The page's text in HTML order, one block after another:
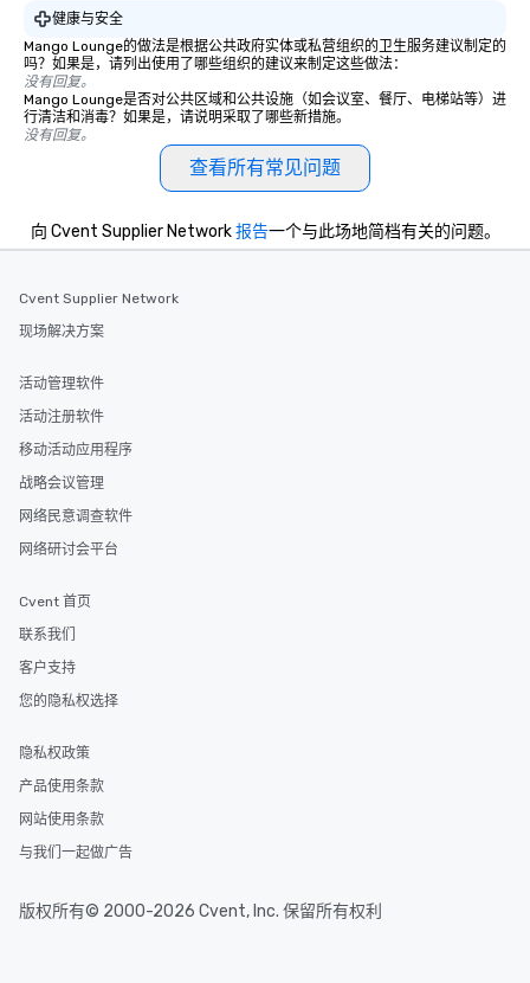
健康与安全
Mango Lounge的做法是根据公共政府实体或私营组织的卫生服务建议制定的
吗？如果是，请列出使用了哪些组织的建议来制定这些做法：
没有回复。
Mango Lounge是否对公共区域和公共设施（如会议室、餐厅、电梯站等）进
行清洁和消毒？如果是，请说明采取了哪些新措施。
没有回复。
查看所有常见问题
向 Cvent Supplier Network报告一个与此场地简档有关的问题。
Cvent Supplier Network
现场解决方案
活动管理软件
活动注册软件
移动活动应用程序
战略会议管理
网络民意调查软件
网络研讨会平台
Cvent 首页
联系我们
客户支持
您的隐私权选择
隐私权政策
产品使用条款
网站使用条款
与我们一起做广告
版权所有© 2000-2026 Cvent, Inc. 保留所有权利